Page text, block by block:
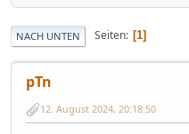
NACH UNTEN Seiten 1
pTn
12. August 2024, 20:18:50